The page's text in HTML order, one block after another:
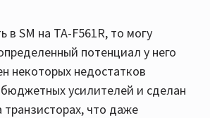
в SM на TA-F561R, то могу
потенциал у него
некоторых недостатков
усилителей и сделан
транзисторах, что даже